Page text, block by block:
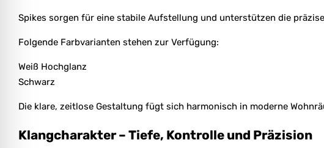
Spikes sorgen für eine stabile Aufstellung und unterstützen die
Folgende Farbvarianten stehen zur Verfügung:
Weiß Hochglanz
Schwarz
Die klare, zeitlose Gestaltung fügt sich harmonisch in moderne
Klangcharakter – Tiefe, Kontrolle und Präzision